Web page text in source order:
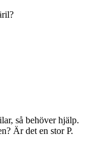
så behöver hjälp.
Är det en stor P.